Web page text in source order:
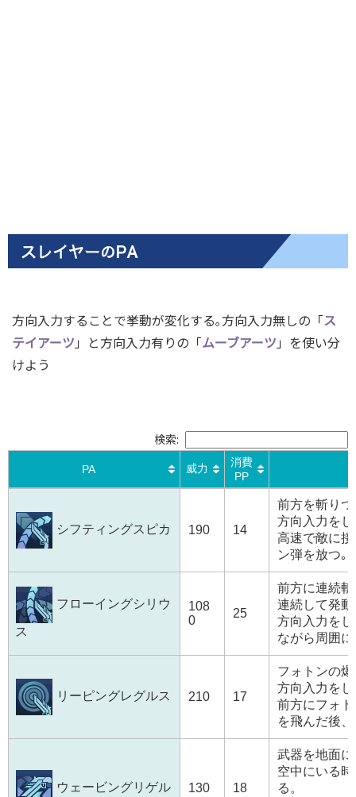
スレイヤーのPA
方向入力することで挙動が変化する｡方向入力無しの「ス
テイアーツ 」と方向入力有りの「ムーブアーツ 」を使い分
けよう
検索:
PA 威力
消費
PP
シフティングスピカ 190 14
前方を斬り
方向入力を
高速で敵に
ン弾を放つ｡
フローイングシリウ
ス
108
0
25
前方に連続
連続して発
方向入力を
ながら周囲
リーピングレグルス 210 17
フォトンの
方向入力を
前方にフォ
を飛んだ後
ウェービングリゲル 130 18
武器を地面
空中にいる
る。